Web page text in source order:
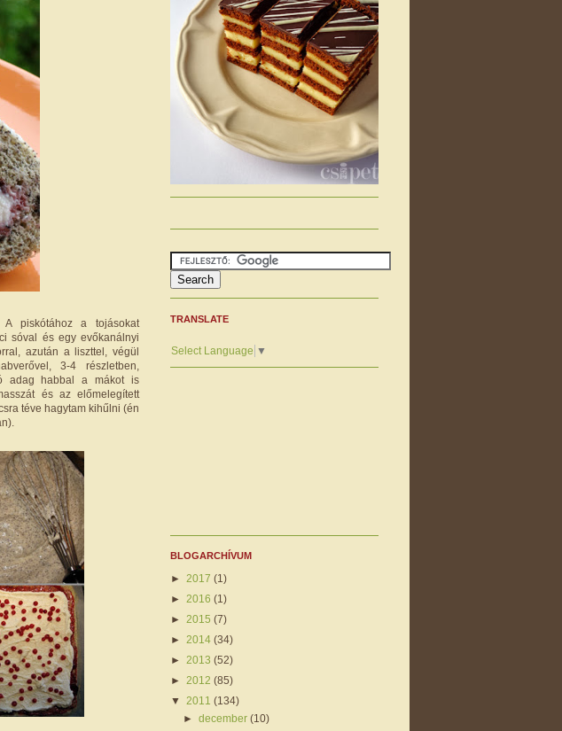
A piskótához a tojásokat
sóval és egy evőkanálnyi
azután a liszttel, végül
3-4 részletben,
adag habbal a mákot is
és az előmelegített
téve hagytam kihűlni (én
TRANSLATE
Select Language ▼
BLOGARCHÍVUM
► 2017 (1)
► 2016 (1)
► 2015 (7)
► 2014 (34)
► 2013 (52)
► 2012 (85)
▼ 2011 (134)
►december(10)